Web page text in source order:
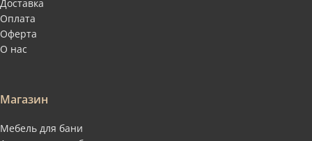
Доставка
Оплата
Оферта
О нас
Магазин
Мебель для бани